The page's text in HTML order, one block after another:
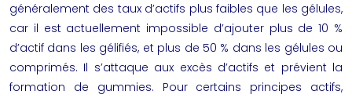
généralement des taux d’actifs plus faibles que les gélules,
car il est actuellement impossible d’ajouter plus de 10 %
d’actif dans les gélifiés, et plus de 50 % dans les gélules ou
comprimés. Il s’attaque aux excès d’actifs et prévient la
formation de gummies. Pour certains principes actifs,